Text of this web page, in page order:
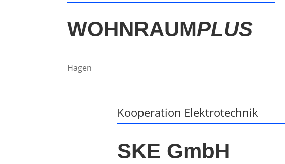
WOHNRAUMPLUS
Hagen
Kooperation Elektrotechnik
SKE GmbH